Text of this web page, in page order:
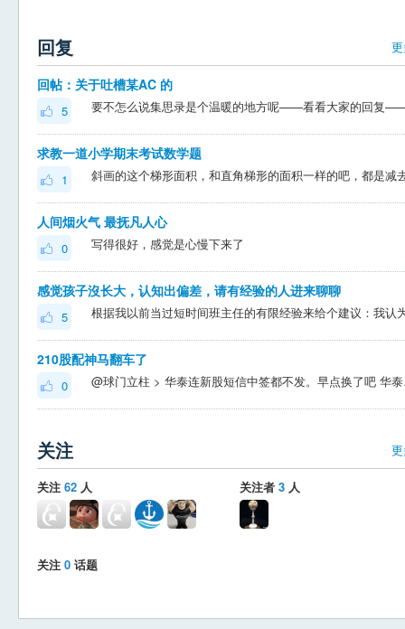
回复
回帖：关于吐槽某AC 的
5
求教一道小学期末考试数学题
1
人间烟火气 最抚凡人心
0 写得很好，感觉是心慢下来了
感觉孩子沒长大，认知出偏差，请有经验的人进来聊聊
5
210股配神马翻车了
0 @球门立柱
关注
关注 62 人 关注者 3 人
关注 0 话题